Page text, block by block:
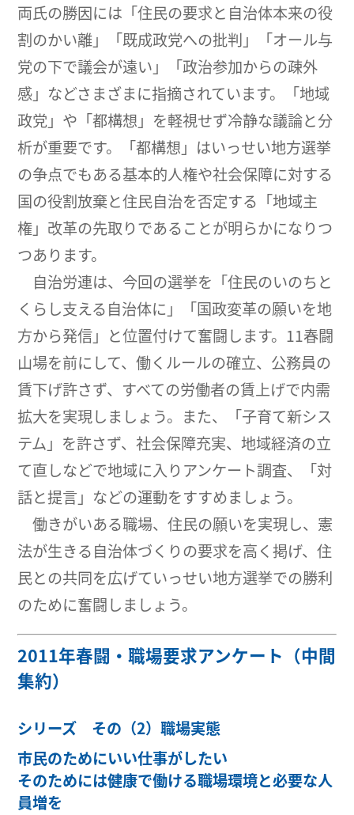
両氏の勝因には「住民の要求と自治体本来の役
割のかい離」「既成政党への批判」「オール与
党の下で議会が遠い」「政治参加からの疎外
感」などさまざまに指摘されています。「地域
政党」や「都構想」を軽視せず冷静な議論と分
析が重要です。「都構想」はいっせい地方選挙
の争点でもある基本的人権や社会保障に対する
国の役割放棄と住民自治を否定する「地域主
権」改革の先取りであることが明らかになりつ
つあります。
自治労連は、今回の選挙を「住民のいのちと
くらし支える自治体に」「国政変革の願いを地
方から発信」と位置付けて奮闘します。11春闘
山場を前にして、働くルールの確立、公務員の
賃下げ許さず、すべての労働者の賃上げで内需
拡大を実現しましょう。また、「子育て新シス
テム」を許さず、社会保障充実、地域経済の立
て直しなどで地域に入りアンケート調査、「対
話と提言」などの運動をすすめましょう。
働きがいある職場、住民の願いを実現し、憲
法が生きる自治体づくりの要求を高く掲げ、住
民との共同を広げていっせい地方選挙での勝利
のために奮闘しましょう。
2011年春闘・職場要求アンケート（中間
集約）
シリーズ その（2）職場実態
市民のためにいい仕事がしたい
そのためには健康で働ける職場環境と必要な人
員増を